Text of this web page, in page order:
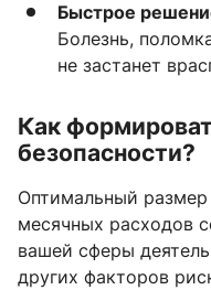
Быстрое
Болезнь,
не застанет
Как
безопасности?
Оптимальный
месячных расходов
вашей сферы
других факторов